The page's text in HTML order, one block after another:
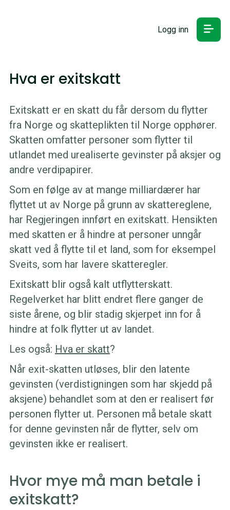
Logg inn
Hva er exitskatt
Exitskatt er en skatt du får dersom du flytter
fra Norge og skatteplikten til Norge opphører.
Skatten omfatter personer som flytter til
utlandet med urealiserte gevinster på aksjer og
andre verdipapirer.
Som en følge av at mange milliardærer har
flyttet ut av Norge på grunn av skattereglene,
har Regjeringen innført en exitskatt. Hensikten
med skatten er å hindre at personer unngår
skatt ved å flytte til et land, som for eksempel
Sveits, som har lavere skatteregler.
Exitskatt blir også kalt utflytterskatt.
Regelverket har blitt endret flere ganger de
siste årene, og blir stadig skjerpet inn for å
hindre at folk flytter ut av landet.
Les også: Hva er skatt?
Når exit-skatten utløses, blir den latente
gevinsten (verdistigningen som har skjedd på
aksjene) behandlet som at den er realisert før
personen flytter ut. Personen må betale skatt
for denne gevinsten når de flytter, selv om
gevinsten ikke er realisert.
Hvor mye må man betale i
exitskatt?